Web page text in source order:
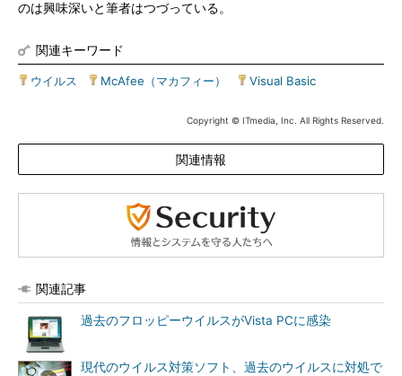
のは興味深いと筆者はつづっている。
関連キーワード
ウイルス McAfee（マカフィー） Visual Basic
Copyright © ITmedia, Inc. All Rights Reserved.
関連情報
関連記事
過去のフロッピーウイルスがVista PCに感染
現代のウイルス対策ソフト、過去のウイルスに対処で